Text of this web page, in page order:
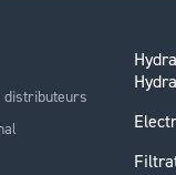
distributeurs